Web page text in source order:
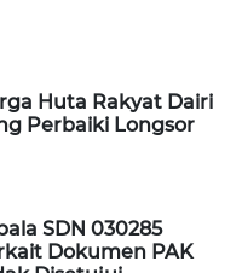
Huta Rakyat Dairi
Perbaiki Longsor
SDN 030285
Dokumen PAK